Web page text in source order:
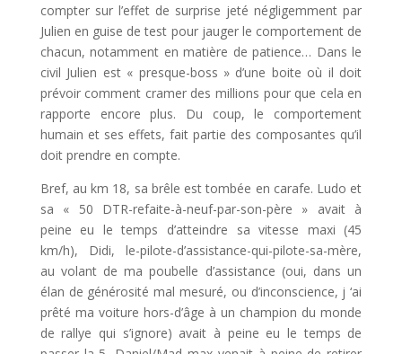
compter sur l’effet de surprise jeté négligemment par
Julien en guise de test pour jauger le comportement de
chacun, notamment en matière de patience… Dans le
civil Julien est « presque-boss » d’une boite où il doit
prévoir comment cramer des millions pour que cela en
rapporte encore plus. Du coup, le comportement
humain et ses effets, fait partie des composantes qu’il
doit prendre en compte.
Bref, au km 18, sa brêle est tombée en carafe. Ludo et
sa « 50 DTR-refaite-à-neuf-par-son-père » avait à
peine eu le temps d’atteindre sa vitesse maxi (45
km/h), Didi, le-pilote-d’assistance-qui-pilote-sa-mère,
au volant de ma poubelle d’assistance (oui, dans un
élan de générosité mal mesuré, ou d’inconscience, j ‘ai
prêté ma voiture hors-d’âge à un champion du monde
de rallye qui s’ignore) avait à peine eu le temps de